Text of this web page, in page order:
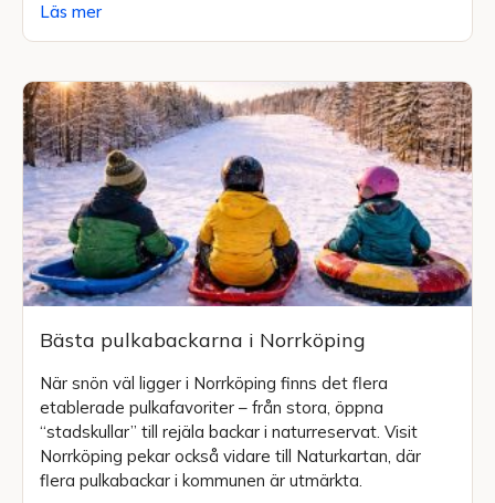
Läs mer
Bästa pulkabackarna i Norrköping
När snön väl ligger i Norrköping finns det flera
etablerade pulkafavoriter – från stora, öppna
“stadskullar” till rejäla backar i naturreservat. Visit
Norrköping pekar också vidare till Naturkartan, där
flera pulkabackar i kommunen är utmärkta.